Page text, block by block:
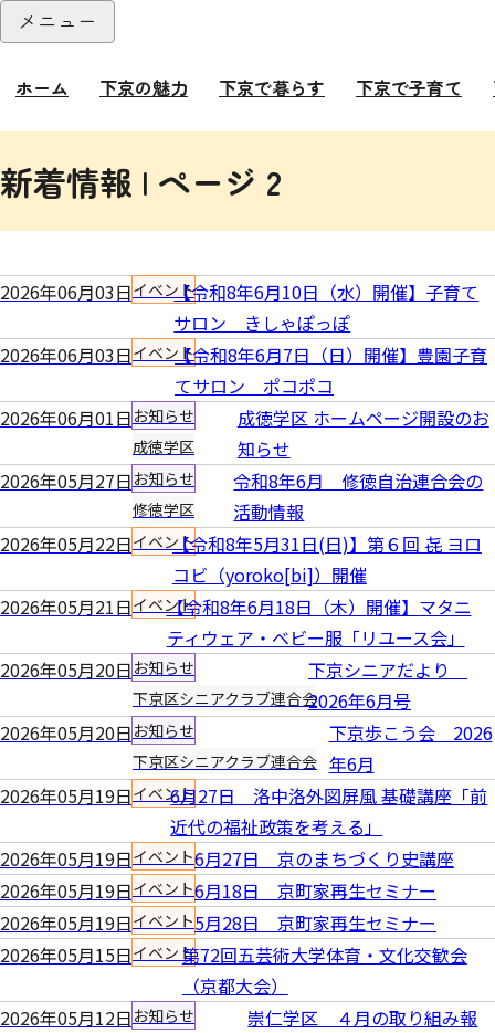
本文へ
メニュー
ホーム 下京の魅力 下京で暮らす 下京で子育て
新着情報 | ページ 2
2026年06月03日イベント【令和8年6月10日（水）開催】子育て
サロン きしゃぽっぽ
2026年06月03日イベント【令和8年6月7日（日）開催】豊園子育
てサロン ポコポコ
2026年06月01日 お知らせ
成徳学区
成徳学区 ホームページ開設のお
知らせ
2026年05月27日 お知らせ
修徳学区
令和8年6月 修徳自治連合会の
活動情報
2026年05月22日イベント【令和8年5月31日(日)】第６回 㐂 ヨロ
コビ（yoroko[bi]）開催
2026年05月21日イベント【令和8年6月18日（木）開催】マタニ
ティウェア・ベビー服「リユース会」
2026年05月20日 お知らせ
下京区シニアクラブ連合会
下京シニアだより
2026年6月号
2026年05月20日 お知らせ
下京区シニアクラブ連合会
下京歩こう会 2026
年6月
2026年05月19日イベント6月27日 洛中洛外図屏風 基礎講座「前
近代の福祉政策を考える」
2026年05月19日イベント6月27日 京のまちづくり史講座
2026年05月19日イベント6月18日 京町家再生セミナー
2026年05月19日イベント5月28日 京町家再生セミナー
2026年05月15日イベント第72回五芸術大学体育・文化交歓会
（京都大会）
2026年05月12日 お知らせ
崇仁学区 ４月の取り組み報